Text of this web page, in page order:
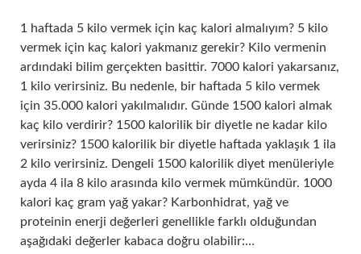
1 haftada 5 kilo vermek için kaç kalori almalıyım? 5 kilo
vermek için kaç kalori yakmanız gerekir? Kilo vermenin
ardındaki bilim gerçekten basittir. 7000 kalori yakarsanız,
1 kilo verirsiniz. Bu nedenle, bir haftada 5 kilo vermek
için 35.000 kalori yakılmalıdır. Günde 1500 kalori almak
kaç kilo verdirir? 1500 kalorilik bir diyetle ne kadar kilo
verirsiniz? 1500 kalorilik bir diyetle haftada yaklaşık 1 ila
2 kilo verirsiniz. Dengeli 1500 kalorilik diyet menüleriyle
ayda 4 ila 8 kilo arasında kilo vermek mümkündür. 1000
kalori kaç gram yağ yakar? Karbonhidrat, yağ ve
proteinin enerji değerleri genellikle farklı olduğundan
aşağıdaki değerler kabaca doğru olabilir:…